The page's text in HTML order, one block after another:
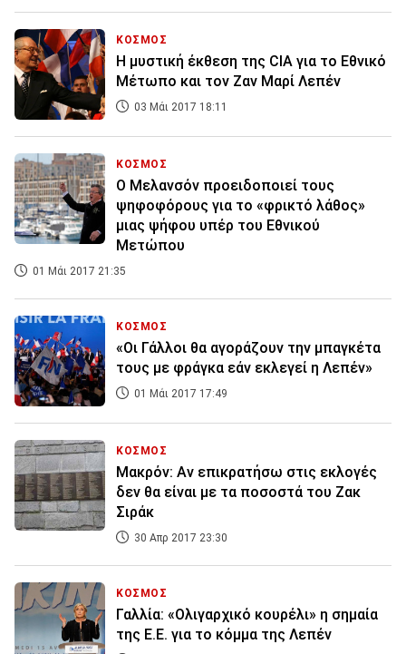
ΚΟΣΜΟΣ
Η μυστική έκθεση της CIA για το Εθνικό
Μέτωπο και τον Ζαν Μαρί Λεπέν
03 Μάι 2017 18:11
ΚΟΣΜΟΣ
Ο Μελανσόν προειδοποιεί τους
ψηφοφόρους για το «φρικτό λάθος»
μιας ψήφου υπέρ του Εθνικού
Μετώπου
01 Μάι 2017 21:35
ΚΟΣΜΟΣ
«Οι Γάλλοι θα αγοράζουν την μπαγκέτα
τους με φράγκα εάν εκλεγεί η Λεπέν»
01 Μάι 2017 17:49
ΚΟΣΜΟΣ
Μακρόν: Αν επικρατήσω στις εκλογές
δεν θα είναι με τα ποσοστά του Ζακ
Σιράκ
30 Απρ 2017 23:30
ΚΟΣΜΟΣ
Γαλλία: «Ολιγαρχικό κουρέλι» η σημαία
της Ε.Ε. για το κόμμα της Λεπέν